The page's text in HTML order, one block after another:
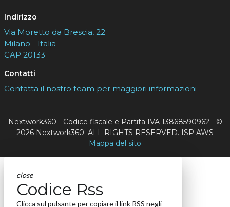
Indirizzo
Via Moretto da Brescia, 22
Milano - Italia
CAP 20133
Contatti
Contatta il nostro team per maggiori informazioni
Nextwork360 - Codice fiscale e Partita IVA 13868590962 - ©
2026 Nextwork360. ALL RIGHTS RESERVED. ISP AWS
Mappa del sito
close
Codice Rss
Clicca sul pulsante per copiare il link RSS negli